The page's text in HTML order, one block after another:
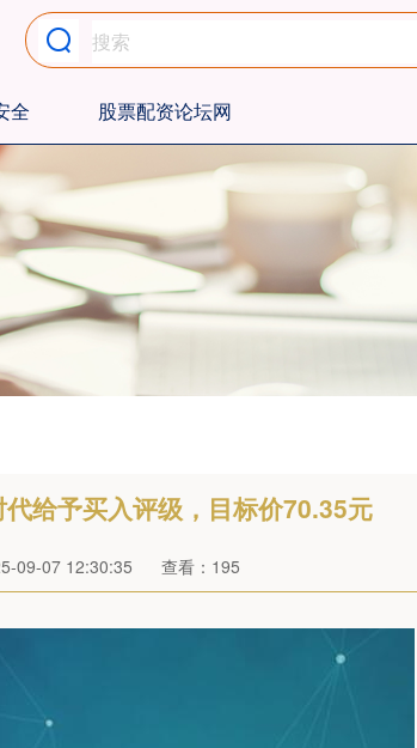
全 股票配资论坛网
给予买入评级，目标价70.35元
09-07 12:30:35 查看：195